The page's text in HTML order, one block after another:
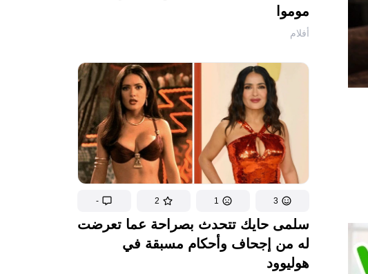
موموا
أفلام
3
1
2
-
سلمى حايك تتحدث بصراحة عما تعرضت
له من إجحاف وأحكام مسبقة في
هوليوود